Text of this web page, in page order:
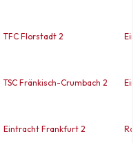
TFC Florstadt 2
TSC Fränkisch-Crumbach 2
Eintracht Frankfurt 2